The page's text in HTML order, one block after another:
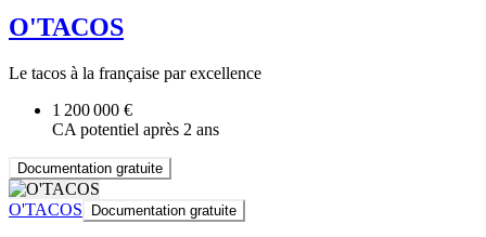
O'TACOS
Le tacos à la française par excellence
1 200 000 €
CA potentiel après 2 ans
Documentation gratuite
O'TACOS Documentation gratuite